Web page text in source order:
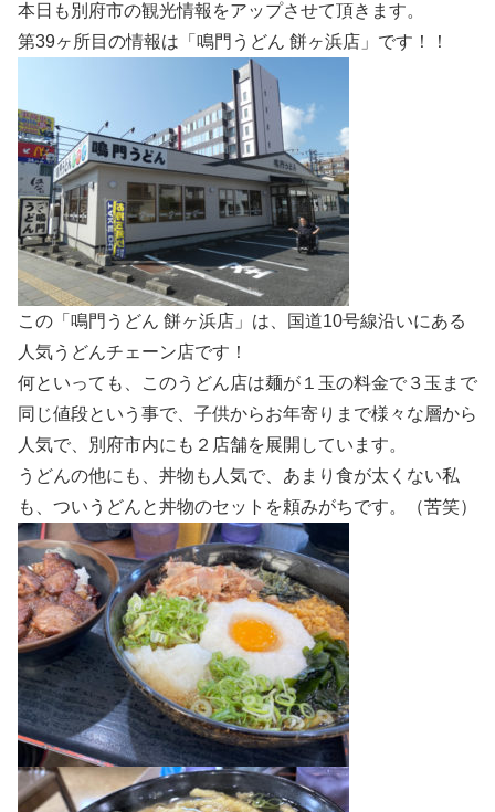
本日も別府市の観光情報をアップさせて頂きます。
第39ヶ所目の情報は「鳴門うどん 餅ヶ浜店」です！！
この「鳴門うどん 餅ヶ浜店」は、国道10号線沿いにある
人気うどんチェーン店です！
何といっても、このうどん店は麺が１玉の料金で３玉まで
同じ値段という事で、子供からお年寄りまで様々な層から
人気で、別府市内にも２店舗を展開しています。
うどんの他にも、丼物も人気で、あまり食が太くない私
も、ついうどんと丼物のセットを頼みがちです。（苦笑）